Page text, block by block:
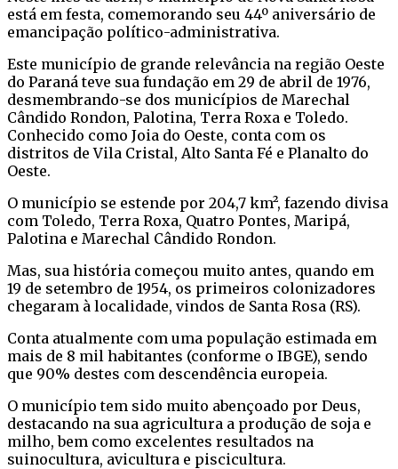
está em festa, comemorando seu 44º aniversário de
emancipação político-administrativa.
Este município de grande relevância na região Oeste
do Paraná teve sua fundação em 29 de abril de 1976,
desmembrando-se dos municípios de Marechal
Cândido Rondon, Palotina, Terra Roxa e Toledo.
Conhecido como Joia do Oeste, conta com os
distritos de Vila Cristal, Alto Santa Fé e Planalto do
Oeste.
O município se estende por 204,7 km², fazendo divisa
com Toledo, Terra Roxa, Quatro Pontes, Maripá,
Palotina e Marechal Cândido Rondon.
Mas, sua história começou muito antes, quando em
19 de setembro de 1954, os primeiros colonizadores
chegaram à localidade, vindos de Santa Rosa (RS).
Conta atualmente com uma população estimada em
mais de 8 mil habitantes (conforme o IBGE), sendo
que 90% destes com descendência europeia.
O município tem sido muito abençoado por Deus,
destacando na sua agricultura a produção de soja e
milho, bem como excelentes resultados na
suinocultura, avicultura e piscicultura.